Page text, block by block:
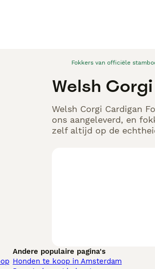
Fokkers van officiële
Welsh
Welsh Corgi Cardigan
ons aangeleverd, en
zelf altijd op de
Andere populaire pagina's
Honden te koop in Amsterdam